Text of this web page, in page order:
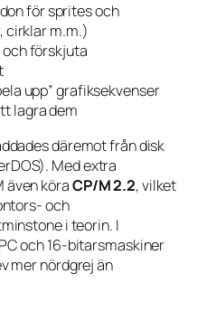
för sprites och
cirklar m.m.)
förskjuta
upp” grafiksekvenser
lagra dem
däremot från disk
Med extra
även köraCP/M 2.2, vilket
och
i teorin. I
och 16-bitarsmaskiner
mer nördgrej än